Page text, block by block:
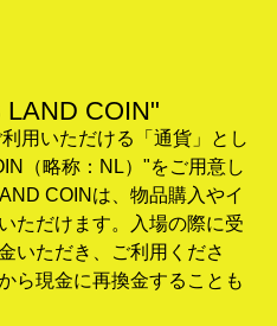
COIN"
用いただける「通貨」とし
（略称：NL）"をご用意し
COINは、物品購入やイ
ただけます。入場の際に受
いただき、ご利用くださ
ら現金に再換金することも